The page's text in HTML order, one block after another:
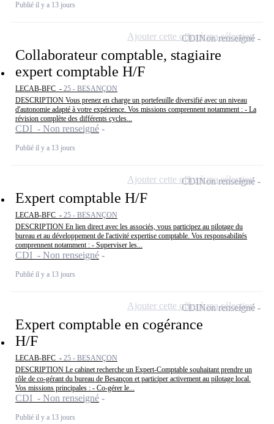
Publié il y a 13 jours
Collaborateur comptable, stagiaire
expert comptable H/F
LECAB-BFC - 25 - BESANÇON
DESCRIPTION Vous prenez en charge un portefeuille diversifié avec un niveau
d'autonomie adapté à votre expérience. Vos missions comprennent notamment : - La
révision complète des différents cycles...
CDI - Non renseigné
Publié il y a 13 jours
CDINon renseigné
Ajouter cette offre à ma sélection
Expert comptable H/F
LECAB-BFC - 25 - BESANÇON
DESCRIPTION En lien direct avec les associés, vous participez au pilotage du
bureau et au développement de l'activité expertise comptable. Vos responsabilités
comprennent notamment : - Superviser les...
CDI - Non renseigné
Publié il y a 13 jours
CDINon renseigné
Ajouter cette offre à ma sélection
Expert comptable en cogérance
H/F
LECAB-BFC - 25 - BESANÇON
DESCRIPTION Le cabinet recherche un Expert-Comptable souhaitant prendre un
rôle de co-gérant du bureau de Besançon et participer activement au pilotage local.
Vos missions principales : - Co-gérer le...
CDI - Non renseigné
Publié il y a 13 jours
CDINon renseigné
Ajouter cette offre à ma sélection